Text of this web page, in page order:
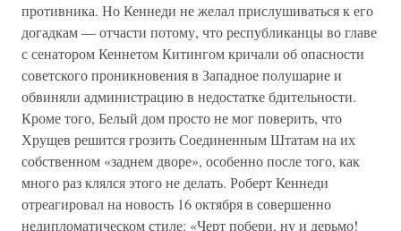
противника. Но Кеннеди не желал прислушиваться к его
догадкам — отчасти потому, что республиканцы во главе
с сенатором Кеннетом Китингом кричали об опасности
советского проникновения в Западное полушарие и
обвиняли администрацию в недостатке бдительности.
Кроме того, Белый дом просто не мог поверить, что
Хрущев решится грозить Соединенным Штатам на их
собственном «заднем дворе», особенно после того, как
много раз клялся этого не делать. Роберт Кеннеди
отреагировал на новость 16 октября в совершенно
недипломатическом стиле: «Черт побери, ну и дерьмо!